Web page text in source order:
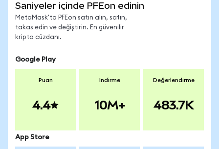
Saniyeler içinde PFEon edinin
MetaMask'ta PFEon satın alın, satın,
takas edin ve değiştirin. En güvenilir
kripto cüzdanı.
Google Play
Puan
4.4
İndirme
10M+
Değerlendirme
483.7K
App Store